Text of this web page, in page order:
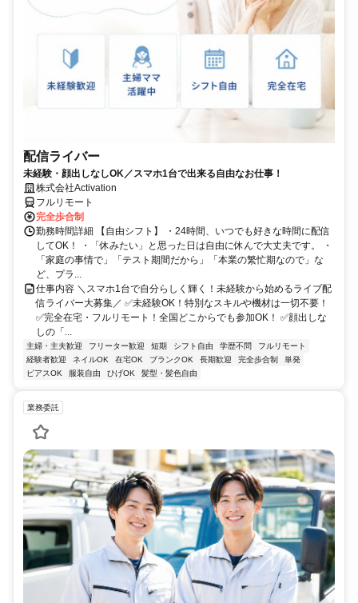
配信ライバー
未経験・顔出しなしOK／スマホ1台で出来る自由なお仕事！
株式会社Activation
フルリモート
完全歩合制
勤務時間詳細 【自由シフト】 ・24時間、いつでも好きな時間に配信
してOK！ ・「休みたい」と思った日は自由に休んで大丈夫です。 ・
「家庭の事情で」「テスト期間だから」「本業の繁忙期なので」な
ど、プラ...
仕事内容 ＼スマホ1台で自分らしく輝く！未経験から始めるライブ配
信ライバー大募集／ ✅未経験OK！特別なスキルや機材は一切不要！
✅完全在宅・フルリモート！全国どこからでも参加OK！ ✅顔出しな
しの「...
主婦・主夫歓迎 フリーター歓迎 短期 シフト自由 学歴不問
フルリモート
経験者歓迎
ネイルOK 在宅OK ブランクOK 長期歓迎 完全歩合制
単発
ピアスOK
服装自由 ひげOK 髪型・髪色自由
業務委託